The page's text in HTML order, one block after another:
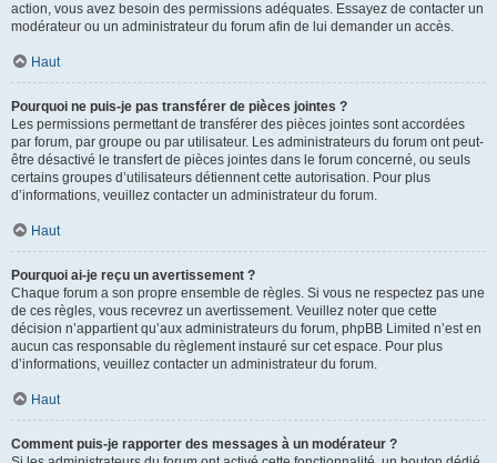
action, vous avez besoin des permissions adéquates. Essayez de contacter un
modérateur ou un administrateur du forum afin de lui demander un accès.
Haut
Pourquoi ne puis-je pas transférer de pièces jointes ?
Les permissions permettant de transférer des pièces jointes sont accordées
par forum, par groupe ou par utilisateur. Les administrateurs du forum ont peut-
être désactivé le transfert de pièces jointes dans le forum concerné, ou seuls
certains groupes d’utilisateurs détiennent cette autorisation. Pour plus
d’informations, veuillez contacter un administrateur du forum.
Haut
Pourquoi ai-je reçu un avertissement ?
Chaque forum a son propre ensemble de règles. Si vous ne respectez pas une
de ces règles, vous recevrez un avertissement. Veuillez noter que cette
décision n’appartient qu’aux administrateurs du forum, phpBB Limited n’est en
aucun cas responsable du règlement instauré sur cet espace. Pour plus
d’informations, veuillez contacter un administrateur du forum.
Haut
Comment puis-je rapporter des messages à un modérateur ?